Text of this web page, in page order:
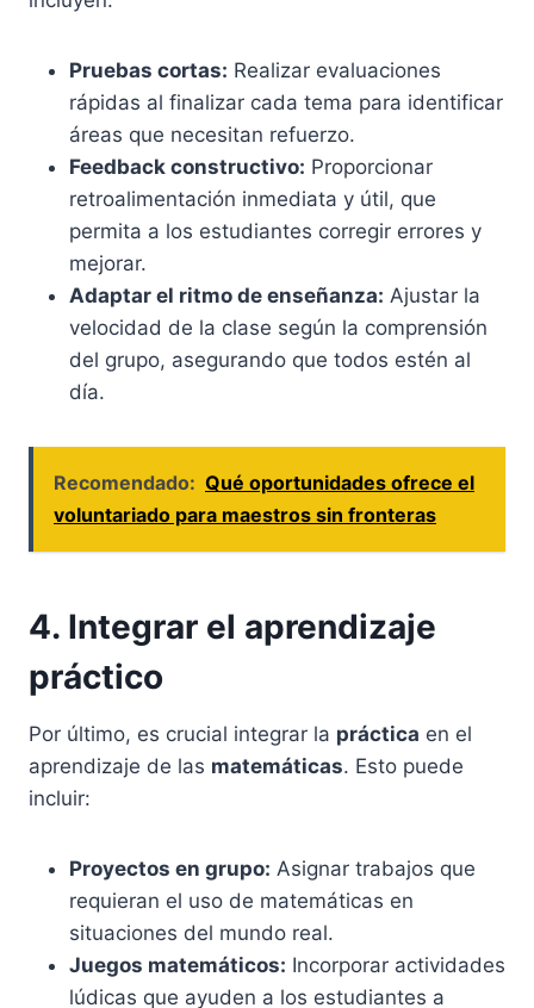
Pruebas cortas: Realizar evaluaciones
rápidas al finalizar cada tema para identificar
áreas que necesitan refuerzo.
Feedback constructivo: Proporcionar
retroalimentación inmediata y útil, que
permita a los estudiantes corregir errores y
mejorar.
Adaptar el ritmo de enseñanza: Ajustar la
velocidad de la clase según la comprensión
del grupo, asegurando que todos estén al
día.
Recomendado: Qué oportunidades ofrece el
voluntariado para maestros sin fronteras
4. Integrar el aprendizaje
práctico
Por último, es crucial integrar la práctica en el
aprendizaje de las matemáticas. Esto puede
incluir:
Proyectos en grupo: Asignar trabajos que
requieran el uso de matemáticas en
situaciones del mundo real.
Juegos matemáticos: Incorporar actividades
lúdicas que ayuden a los estudiantes a